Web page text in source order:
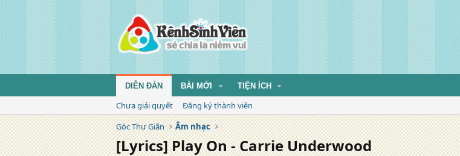
DIỄN ĐÀN BÀI MỚI TIỆN ÍCH
Chưa giải quyết
Đăng ký thành viên
Góc Thư Giãn
Âm nhạc
[Lyrics] Play On - Carrie Underwood